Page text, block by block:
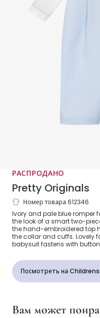
РАСПРОДАНО
Pretty Originals
Baby Boys Ivory
Номер товара 612346
Ivory and pale blue romper
the look of a smart two-
the hand-embroidered top
the collar and cuffs. Lovely
babysuit fastens with
Посмотреть на
Вам может